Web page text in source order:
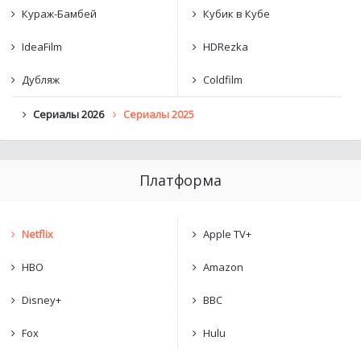
Кураж-Бамбей Кубик в Кубе
IdeaFilm HDRezka
Дубляж Coldfilm
Сериалы 2026 Сериалы 2025
Платформа
Netflix Apple TV+
HBO Amazon
Disney+ BBC
Fox Hulu